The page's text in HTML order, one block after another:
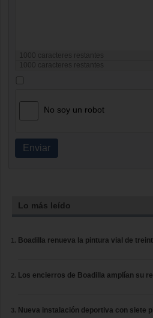
caracteres restantes
caracteres restantes
No soy un robot
Enviar
Lo más leído
Boadilla renueva la pintura vial de
Los encierros de Boadilla amplían su
Nueva instalación deportiva con siete